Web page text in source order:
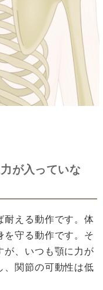
が入っていな
耐える動作です。体
守る動作です。そ
が、いつも顎に力が
、関節の可動性は低